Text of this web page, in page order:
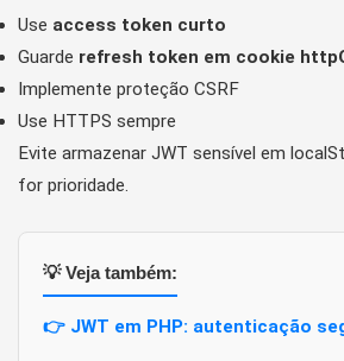
Use access token curto
Guarde refresh token em cookie
Implemente proteção CSRF
Use HTTPS sempre
Evite armazenar JWT sensível em
for prioridade.
💡 Veja também:
👉 JWT em PHP: autenticação